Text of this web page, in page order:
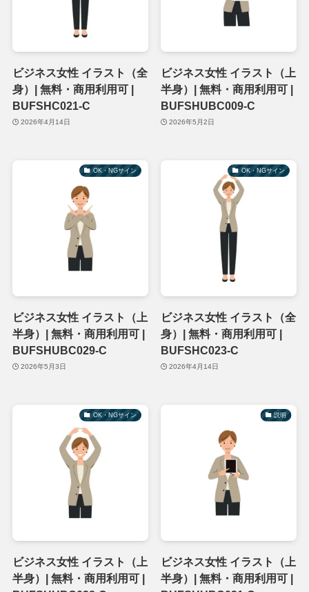
ビジネス女性 イラスト（全
身）| 無料・商用利用可 |
BUFSHC021-C
2026年4月14日
ビジネス女性 イラスト（上
半身）| 無料・商用利用可 |
BUFSHUBC009-C
2026年5月2日
OK・NGサイン
ビジネス女性 イラスト（上
半身）| 無料・商用利用可 |
BUFSHUBC029-C
2026年5月3日
OK・NGサイン
ビジネス女性 イラスト（全
身）| 無料・商用利用可 |
BUFSHC023-C
2026年4月14日
OK・NGサイン
ビジネス女性 イラスト（上
半身）| 無料・商用利用可 |
説明
ビジネス女性 イラスト（上
半身）| 無料・商用利用可 |